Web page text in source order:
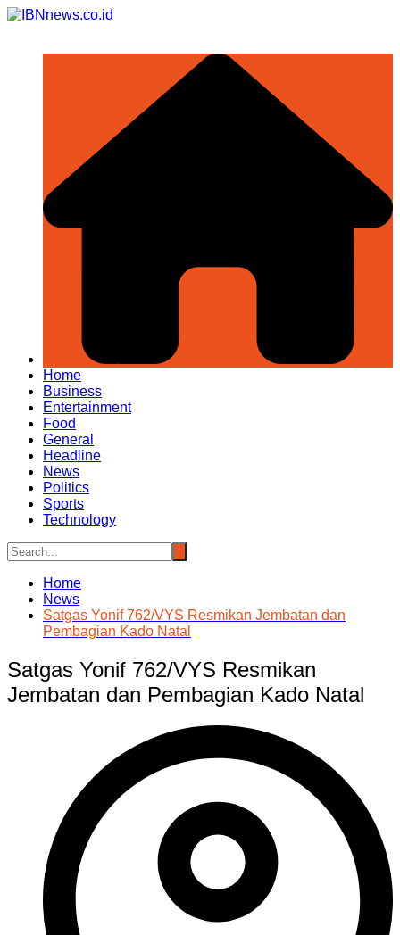
Skip
Home
Business
Entertainment
Food
General
Headline
News
Politics
Sports
Technology
Home
News
Satgas Yonif 762/VYS Resmikan Jembatan dan
Pembagian Kado Natal
Satgas Yonif 762/VYS Resmikan
Jembatan dan Pembagian Kado Natal